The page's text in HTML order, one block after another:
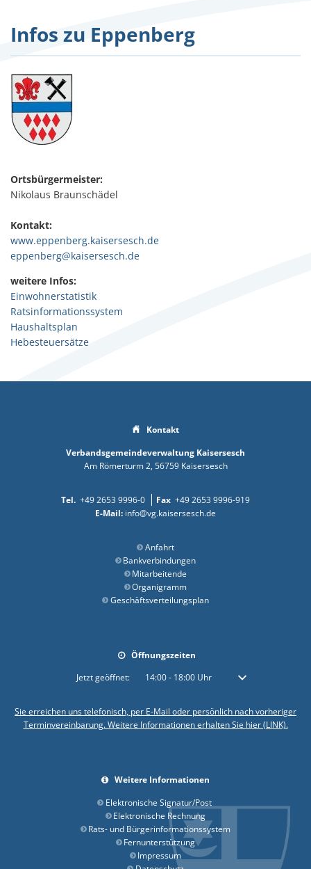
Infos zu Eppenberg
Ortsbürgermeister:
Nikolaus Braunschädel
Kontakt:
www.eppenberg.kaisersesch.de
eppenberg@kaisersesch.de
weitere Infos:
Einwohnerstatistik
Ratsinformationssystem
Haushaltsplan
Hebesteuersätze
Kontakt
Verbandsgemeindeverwaltung Kaisersesch
Am Römerturm 2 56759 Kaisersesch
+49 2653 9996-0
+49 2653 9996-919
info@vg.kaisersesch.de
Anfahrt
Bankverbindungen
Mitarbeitende
Organigramm
Geschäftsverteilungsplan
Öffnungszeiten
Klicken, um weitere Öffnungs- oder Schließzeiten auszublenden
Jetzt geöffnet: 14:00- 18:00Uhr Von 14:00 bis 18:00
Sie erreichen uns telefonisch, per E-Mail oder persönlich nach vorheriger
Terminvereinbarung. Weitere Informationen erhalten Sie hier (LINK).
Weitere Informationen
Elektronische Signatur/Post
Elektronische Rechnung
Rats- und Bürgerinformationssystem
Fernunterstützung
Impressum